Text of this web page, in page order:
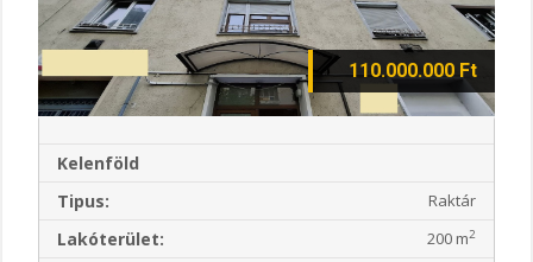
110.000.000 Ft
Kelenföld
Tipus:
Raktár
Lakóterület: 200 m2